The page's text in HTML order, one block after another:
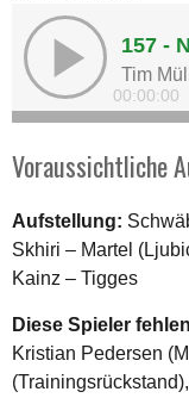
Voraussichtliche
Aufstellung:
Skhiri – Martel
Kainz – Tigges
Diese Spieler
Kristian Pedersen